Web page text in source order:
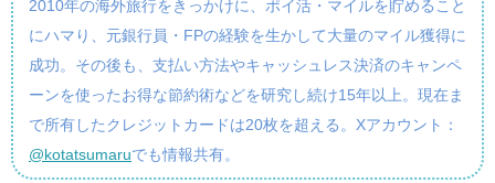
2010年の海外旅行をきっかけに、ポイ活・マイルを貯めること
にハマり、元銀行員・FPの経験を生かして大量のマイル獲得に
成功。その後も、支払い方法やキャッシュレス決済のキャンペ
ーンを使ったお得な節約術などを研究し続け15年以上。現在ま
で所有したクレジットカードは20枚を超える。Xアカウント：
@kotatsumaruでも情報共有。